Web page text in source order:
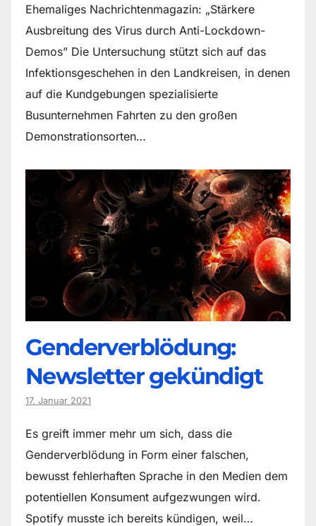
Ehemaliges Nachrichtenmagazin: „Stärkere
Ausbreitung des Virus durch Anti-Lockdown-
Demos” Die Untersuchung stützt sich auf das
Infektionsgeschehen in den Landkreisen, in denen
auf die Kundgebungen spezialisierte
Busunternehmen Fahrten zu den großen
Demonstrationsorten…
Genderverblödung:
Newsletter gekündigt
17. Januar 2021
Es greift immer mehr um sich, dass die
Genderverblödung in Form einer falschen,
bewusst fehlerhaften Sprache in den Medien dem
potentiellen Konsument aufgezwungen wird.
Spotify musste ich bereits kündigen, weil…